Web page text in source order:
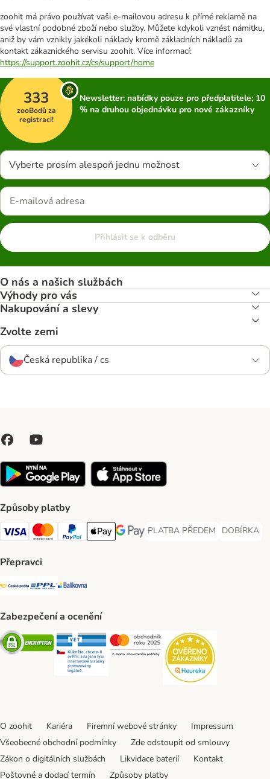
zoohit má právo používat vaši e-mailovou adresu k přímé reklamě na
své vlastní podobné zboží nebo služby. Můžete kdykoli vznést námitku,
aniž by vám vznikly jakékoli náklady kromě základních nákladů za
kontakt zákaznického servisu zoohit. Více informací:
https://support.zoohit.cz/cs/support/home
333
zooBodů za
registraci!
Newsletter: nabídky pouze pro předplatitele; 10
% na druhou objednávku pro nové zákazníky
Vyberte prosím alespoň jednu možnost
Přihlásit se k odběru
O nás a našich službách
Výhody pro vás
Nakupování a slevy
Zvolte zemi
Česká republika / cs
Způsoby platby
Visa Payment Method
Mastercard Payment Method
PayPal Payment Method
Apple pay Payment Method
GooglePay Payment Method
PLATBA PŘEDEM
PLATBA PŘEDEM Payment
DOBÍRKA
DOBÍRKA
Přepravci
Česká pošta Shipping Method
PPL Shipping Method
Balíkovna Shipping Method
Zabezpečení a ocenění
Security Security Security
O zoohit Kariéra Firemní webové stránky
Impressum
Všeobecné obchodní podmínky
Zde odstoupit od smlouvy
Zákon o digitálních službách
Likvidace baterií
Kontakt
Poštovné a dodací termín
Způsoby platby